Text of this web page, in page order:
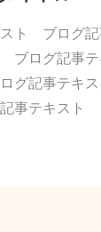
スト ブログ
ブログ記事
グ記事テキ
事テキスト